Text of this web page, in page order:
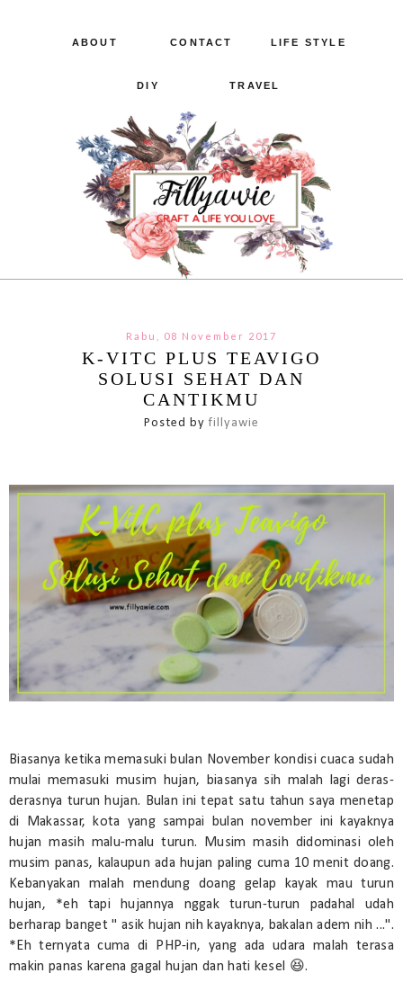
ABOUT CONTACT LIFE STYLE
DIY TRAVEL
Rabu, 08 November 2017
K-VITC PLUS TEAVIGO
SOLUSI SEHAT DAN
CANTIKMU
Posted byfillyawie
Biasanya ketika memasuki bulan November kondisi cuaca sudah
mulai memasuki musim hujan, biasanya sih malah lagi deras-
derasnya turun hujan. Bulan ini tepat satu tahun saya menetap
di Makassar, kota yang sampai bulan november ini kayaknya
hujan masih malu-malu turun. Musim masih didominasi oleh
musim panas, kalaupun ada hujan paling cuma 10 menit doang.
Kebanyakan malah mendung doang gelap kayak mau turun
hujan, *eh tapi hujannya nggak turun-turun padahal udah
berharap banget " asik hujan nih kayaknya, bakalan adem nih ...".
*Eh ternyata cuma di PHP-in, yang ada udara malah terasa
makin panas karena gagal hujan dan hati kesel 😆.